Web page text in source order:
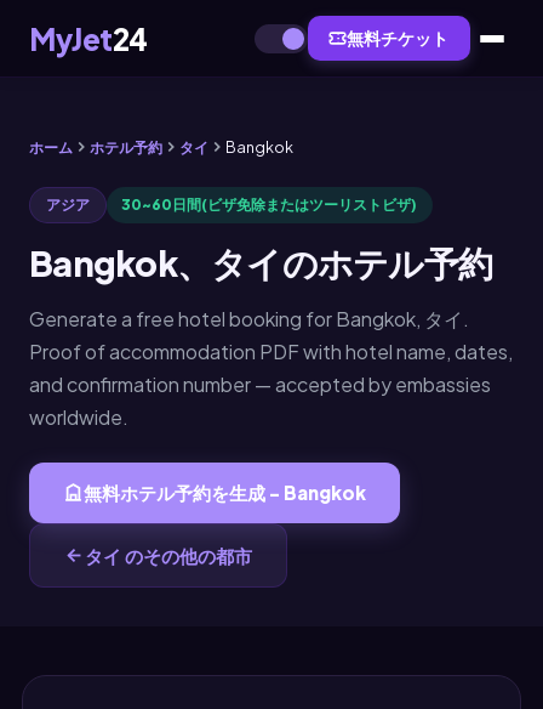
MyJet24 無料チケット
ホーム ホテル予約 タイ Bangkok
アジア 30~60日間(ビザ免除またはツーリストビザ)
Bangkok、タイのホテル予約
Generate a free hotel booking for Bangkok, タイ.
Proof of accommodation PDF with hotel name, dates,
and confirmation number — accepted by embassies
worldwide.
無料ホテル予約を生成 - Bangkok
タイ のその他の都市